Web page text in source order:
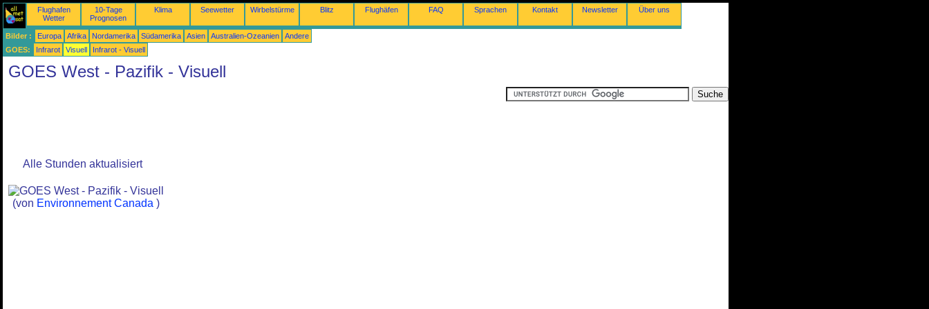
Flughafen
Wetter
10-Tage
Prognosen
Klima Seewetter Wirbelstürme Blitz Flughäfen FAQ Sprachen Kontakt Newsletter Über uns
Bilder : Europa Afrika Nordamerika Südamerika Asien Australien-Ozeanien
Andere
GOES:
Infrarot Visuell Infrarot - Visuell
GOES West - Pazifik - Visuell
Alle Stunden aktualisiert
(von Environnement Canada )